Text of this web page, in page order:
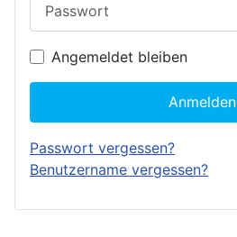
Angemeldet bleiben
Anmelden
Passwort vergessen?
Benutzername vergessen?